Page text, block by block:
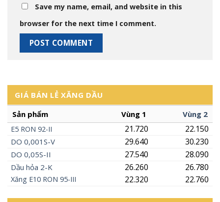
GIÁ BÁN LẺ XĂNG DẦU
Sản phẩm
Vùng 1 Vùng 2
E5 RON 92-II 22.150
21.720
DO 0,001S-V 30.230
29.640
DO 0,05S-II 28.090
27.540
Dầu hỏa 2-K 26.780
26.260
Xăng E10 RON 95-III 22.760
22.320
Save my name, email, and website in this
browser for the next time I comment.